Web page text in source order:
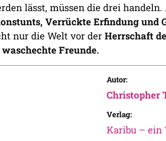
lässt, müssen die drei
Verrückte Erfindung und
nur die Welt vor der Herrschaft
waschechte Freunde.
Autor:
Christopher
Verlag:
Karibu – ein